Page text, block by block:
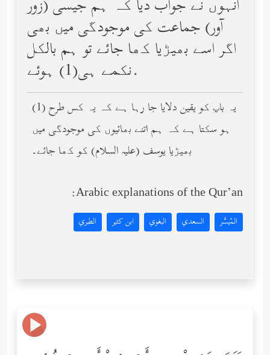
انہوں نے جواب دیا کہ ہم جیسی (زور
آور) جماعت کی موجودگی میں بھی
اگر اسے بھیڑیا کھا جائے تو ہم بالکل
نکمے ہی(1) ہوئے.
(1) یہ باپ کو یقین دلایا جا رہا ہے کہ یہ کس طرح
ہو سکتا ہے کہ ہم اتنے بھائیوں کی موجودگی میں
بھیڑیا یوسف (عليه السلام) کو کھا جائے۔
Arabic explanations of the Qur’an:
المُيسَّر السعدي البغوي ابن كثير الطبري